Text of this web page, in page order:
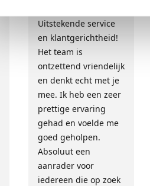
Uitstekende service
en klantgerichtheid!
Het team is
ontzettend vriendelijk
en denkt echt met je
mee. Ik heb een zeer
prettige ervaring
gehad en voelde me
goed geholpen.
Absoluut een
aanrader voor
iedereen die op zoek